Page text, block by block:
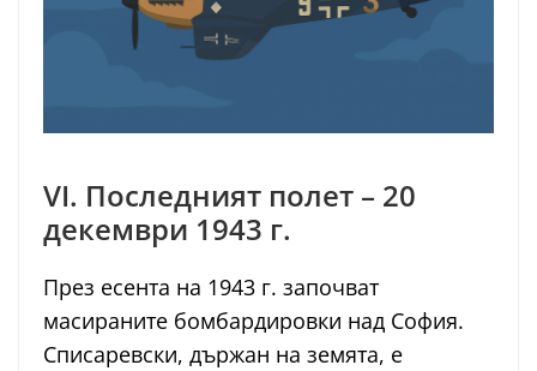
VI. Последният полет – 20
декември 1943 г.
През есента на 1943 г. започват
масираните бомбардировки над София.
Списаревски, държан на земята, е